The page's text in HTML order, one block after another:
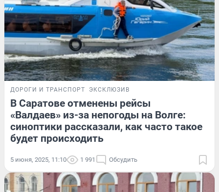
ДОРОГИ И ТРАНСПОРТ ЭКСКЛЮЗИВ
В Саратове отменены рейсы
«Валдаев» из-за непогоды на Волге:
синоптики рассказали, как часто такое
будет происходить
5 июня, 2025, 11:10 1 991 Обсудить